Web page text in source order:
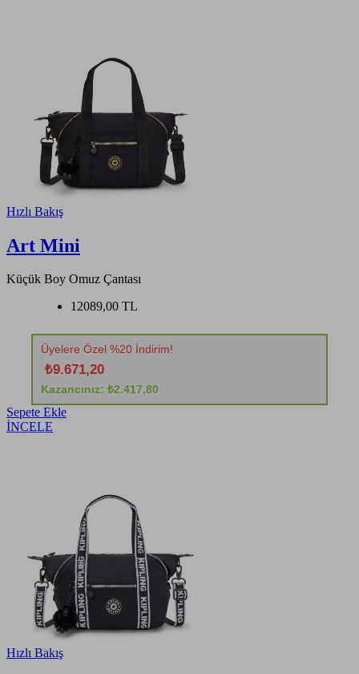
Hızlı Bakış
Art Mini
Küçük Boy Omuz Çantası
12089,00 TL
Üyelere Özel %20 İndirim!
₺9.671,20
Kazancınız: ₺2.417,80
Sepete Ekle
İNCELE
Hızlı Bakış